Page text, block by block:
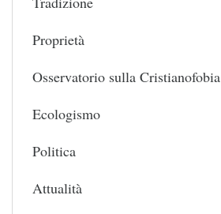
Proprietà
Osservatorio sulla Cristianofobia
Ecologismo
Politica
Attualità